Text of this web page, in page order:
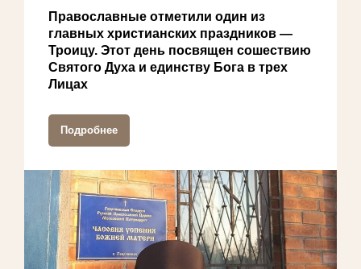
Православные отметили один из
главных христианских праздников —
Троицу. Этот день посвящен сошествию
Святого Духа и единству Бога в трех
Лицах
Подробнее